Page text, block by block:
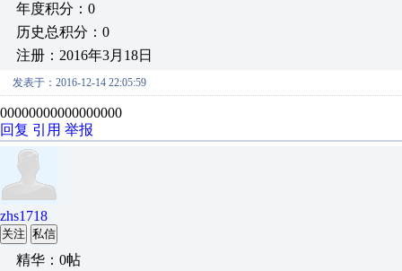
年度积分：0
历史总积分：0
注册：2016年3月18日
发表于：2016-12-14 22:05:59
00000000000000000
回复 引用 举报
zhs1718
关注 私信
精华：0帖